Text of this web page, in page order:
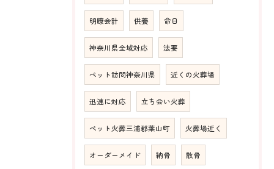
明瞭会計 供養 命日
神奈川県全域対応 法要
ペット訪問神奈川県 近くの火葬場
迅速に対応 立ち会い火葬
ペット火葬三浦郡葉山町 火葬場近く
オーダーメイド 納骨 散骨